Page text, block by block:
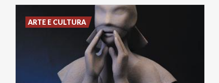
ARTE E CULTURA